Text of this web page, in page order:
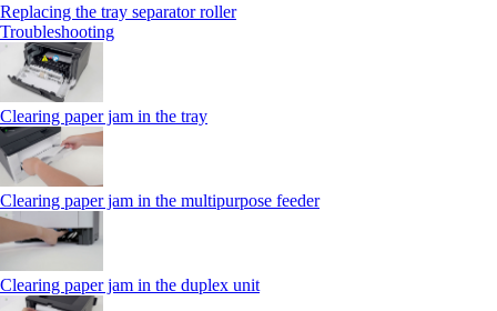
Replacing the tray separator roller
Troubleshooting
Clearing paper jam in the tray
Clearing paper jam in the multipurpose feeder
Clearing paper jam in the duplex unit